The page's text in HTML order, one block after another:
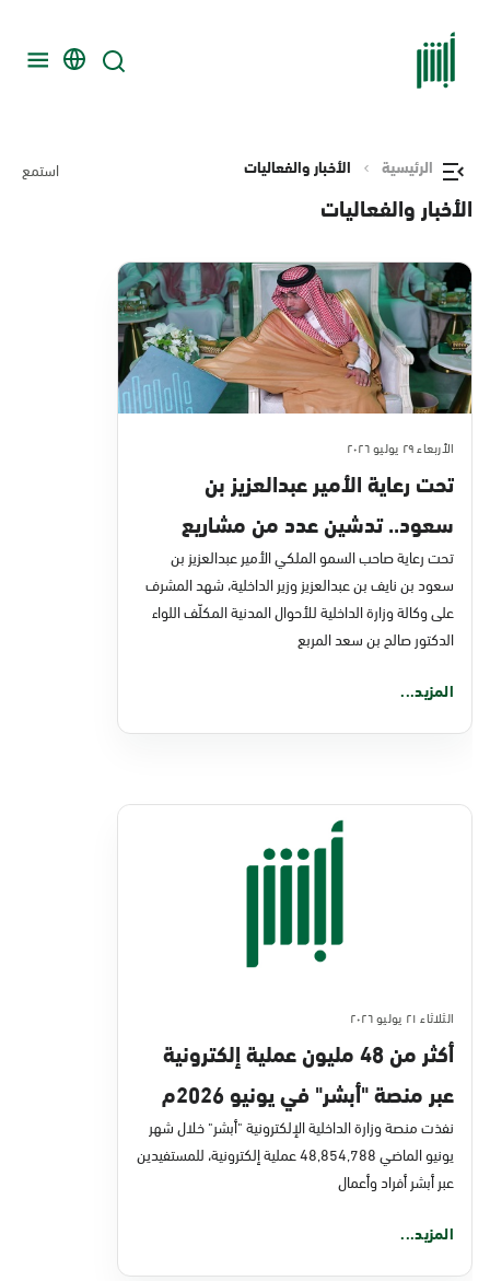
الرئيسية الأخبار والفعاليات استمع
الأخبار والفعاليات
الأربعاء ٢٩ يوليو ٢٠٢٦
تحت رعاية الأمير عبدالعزيز بن
سعود.. تدشين عدد من مشاريع
التحول الرقمي والخدمات الإلكترونية
للأحوال المدنية
تحت رعاية صاحب السمو الملكي الأمير عبدالعزيز بن
سعود بن نايف بن عبدالعزيز وزير الداخلية، شهد المشرف
على وكالة وزارة الداخلية للأحوال المدنية المكلّف اللواء
الدكتور صالح بن سعد المربع
المزيد...
الثلاثاء ٢١ يوليو ٢٠٢٦
أكثر من 48 مليون عملية إلكترونية
عبر منصة "أبشر" في يونيو 2026م
نفذت منصة وزارة الداخلية الإلكترونية "أبشر" خلال شهر
يونيو الماضي 48,854,788 عملية إلكترونية، للمستفيدين
عبر أبشر أفراد وأعمال
المزيد...